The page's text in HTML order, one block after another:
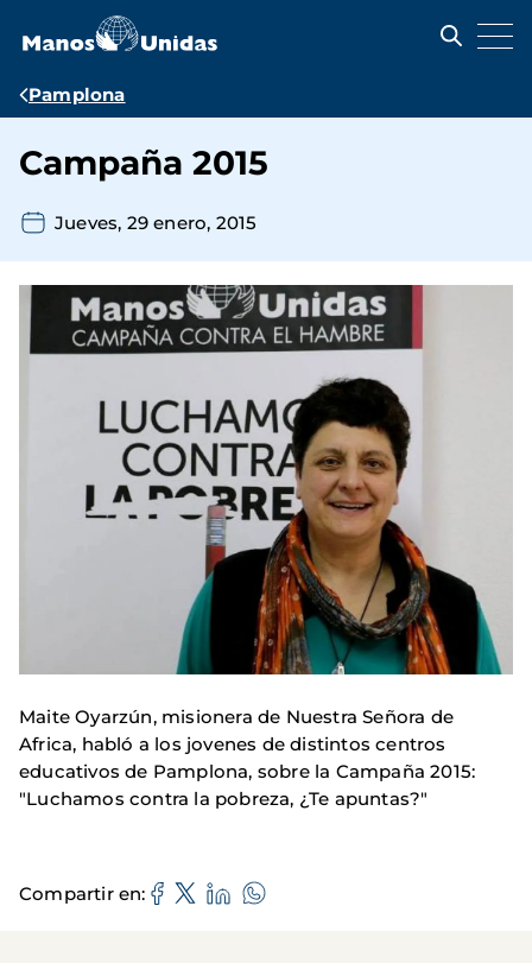
contenido
Ruta
navegación
Pamplona
Campaña 2015
Jueves, 29 enero, 2015
Maite Oyarzún, misionera de Nuestra Señora de
Africa, habló a los jovenes de distintos centros
educativos de Pamplona, sobre la Campaña 2015:
"Luchamos contra la pobreza, ¿Te apuntas?"
Compartir en